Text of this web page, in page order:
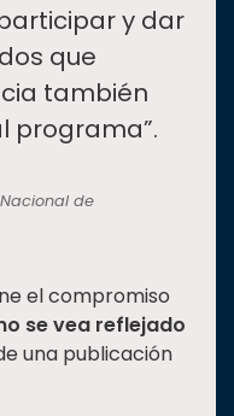
y dar
que
también
programa”.
de
el compromiso
se vea reflejado
una publicación